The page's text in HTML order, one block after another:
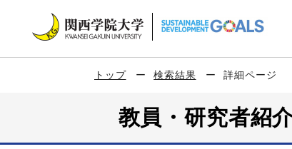
トップ 検索結果 詳細ページ
教員・研究者